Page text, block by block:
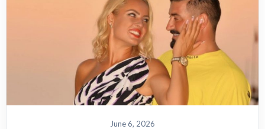
June 6, 2026